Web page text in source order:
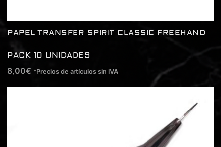
PAPEL TRANSFER SPIRIT CLASSIC FREEHAND
PACK 10 UNIDADES
8,00€ *Precios de artículos sin IVA